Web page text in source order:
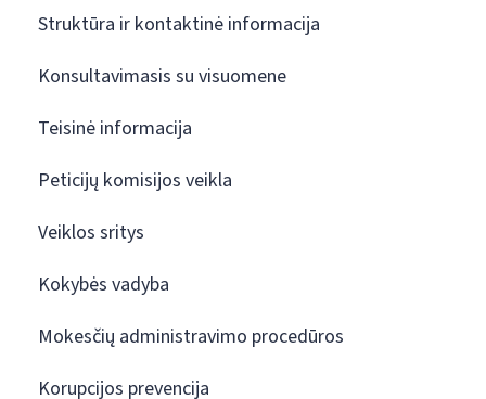
Struktūra ir kontaktinė informacija
Konsultavimasis su visuomene
Teisinė informacija
Peticijų komisijos veikla
Veiklos sritys
Kokybės vadyba
Mokesčių administravimo procedūros
Korupcijos prevencija